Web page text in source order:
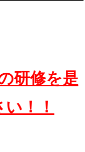
研修を是
！！